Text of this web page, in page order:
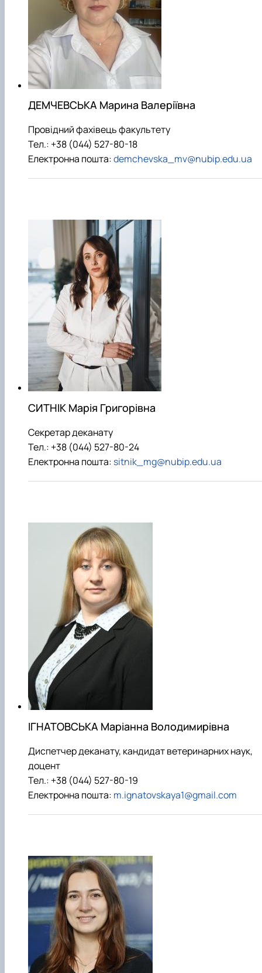
ДЕМЧЕВСЬКА Марина Валеріївна
Провідний фахівець факультету
Тел.: +38 (044) 527-80-18
Електронна пошта:demchevska_mv@nubip.edu.ua
СИТНІК Марія Григорівна
Секретар деканату
Тел.: +38 (044) 527-80-24
Електронна пошта: sitnik_mg@nubip.edu.ua
ІГНАТОВСЬКА Маріанна Володимирівна
Диспетчер деканату, кандидат ветеринарних наук,
доцент
Тел.: +38 (044) 527-80-19
Електронна пошта: m.ignatovskaya1@gmail.com